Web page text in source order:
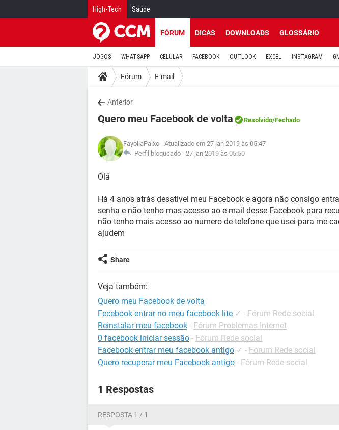
High-Tech Saúde
FÓRUM DICAS DOWNLOADS GLOSSÁRIO
JOGOS WHATSAPP CELULAR FACEBOOK OUTLOOK EXCEL INSTAGRAM
Fórum E-mail
Anterior
Quero meu Facebook de volta Resolvido/Fechado
FayollaPaixo - Atualizado em 27 jan 2019 às 05:47
Perfil bloqueado - 27 jan 2019 às 05:50
Olá
Há 4 anos atrás desativei meu Facebook e agora não consigo
senha e não tenho mas acesso ao e-mail desse Facebook para
não tenho mais acesso ao numero de telefone que usei para me
ajudem
Share
Veja também:
Quero meu Facebook de volta
Fecebook entrar no meu facebook lite ✓ - Fórum Rede social
Reinstalar meu facebook - Fórum Problemas Internet
0 facebook iniciar sessão - Fórum Rede social
Facebook entrar meu facebook antigo ✓ - Fórum Rede social
Quero recuperar meu Facebook antigo - Fórum Rede social
1 Respostas
RESPOSTA 1 / 1